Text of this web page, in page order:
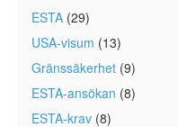
ESTA (29)
USA-visum (13)
Gränssäkerhet (9)
ESTA-ansökan (8)
ESTA-krav (8)